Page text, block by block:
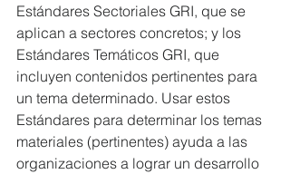
Estándares Sectoriales GRI, que se
aplican a sectores concretos; y los
Estándares Temáticos GRI, que
incluyen contenidos pertinentes para
un tema determinado. Usar estos
Estándares para determinar los temas
materiales (pertinentes) ayuda a las
organizaciones a lograr un desarrollo